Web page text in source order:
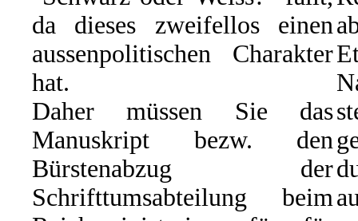
da dieses zweifellos einen
aussenpolitischen Charakter
hat.
Daher müssen Sie das
Manuskript bezw. den
Bürstenabzug der
Schrifttumsabteilung beim